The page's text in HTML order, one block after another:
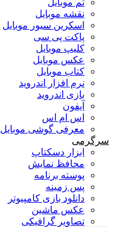
تم موبایل
نقشه موبایل
اسکرین سیور موبایل
پاکت پی سی
کلیپ موبایل
عکس موبایل
کتاب موبایل
نرم افزار اندروید
بازی اندروید
آیفون
اس ام اس
معرفی گوشی موبایل
سرگرمی
ابزار دسکتاپ
محافظ نمایش
پوسته برنامه
پس زمینه
دانلود بازی کامپیوتر
عکس ماشین
تصاویر گرافیکی